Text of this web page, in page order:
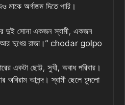
মাকে অর্গাজম দিতে পারি।
দুই সোনা একজন স্বামী, একজন
দুধের রাজা।” chodar golpo
একটা ছোট্ট, সুখী, অবাধ পরিবার।
অবিরাম আনন্দ। স্বামী ছেলে চুদলো